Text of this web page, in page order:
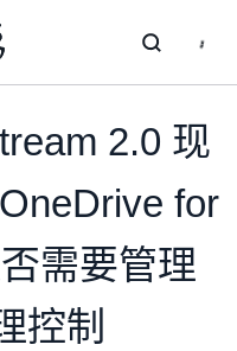
2.0 现
for
需要管理
控制